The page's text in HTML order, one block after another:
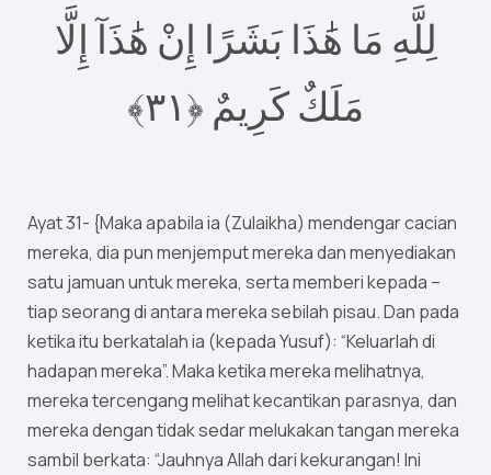
لِلَّهِ مَا هَٰذَا بَشَرًا إِنْ هَٰذَآ إِلَّا
مَلَكٌ كَرِيمٌ ‎﴿١٣﴾
Ayat 31- {Maka apabila ia (Zulaikha) mendengar cacian
mereka, dia pun menjemput mereka dan menyediakan
satu jamuan untuk mereka, serta memberi kepada –
tiap seorang di antara mereka sebilah pisau. Dan pada
ketika itu berkatalah ia (kepada Yusuf): “Keluarlah di
hadapan mereka”. Maka ketika mereka melihatnya,
mereka tercengang melihat kecantikan parasnya, dan
mereka dengan tidak sedar melukakan tangan mereka
sambil berkata: “Jauhnya Allah dari kekurangan! Ini